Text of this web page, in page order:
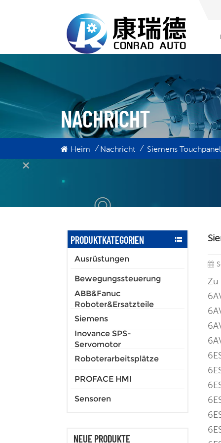
NACHRICHT
Heim / Nachricht / Siemens
PRODUKTKATEGORIEN
Ausrüstungen
Bewegungssteuerung
ABB&Fanuc
Roboter&Ersatzteile
Siemens
Inovance SPS-
Servomotor
Roboterarbeitsplätze
PROFACE HMI
Sensoren
NEUE PRODUKTE
Zu